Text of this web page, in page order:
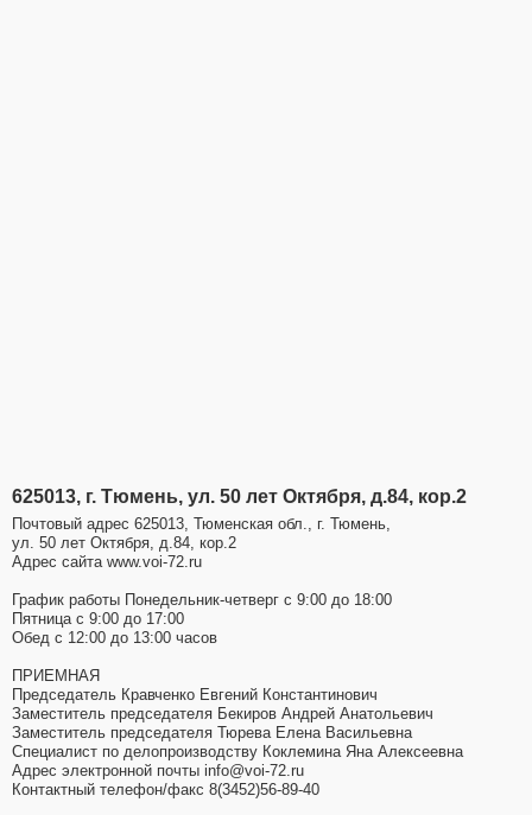
625013, г. Тюмень, ул. 50 лет Октября, д.84, кор.2
Почтовый адрес 625013, Тюменская обл., г. Тюмень,
ул. 50 лет Октября, д.84, кор.2
Адрес сайта www.voi-72.ru
График работы Понедельник-четверг с 9:00 до 18:00
Пятница с 9:00 до 17:00
Обед с 12:00 до 13:00 часов
ПРИЕМНАЯ
Председатель Кравченко Евгений Константинович
Заместитель председателя Бекиров Андрей Анатольевич
Заместитель председателя Тюрева Елена Васильевна
Специалист по делопроизводству Коклемина Яна Алексеевна
Адрес электронной почты info@voi-72.ru
Контактный телефон/факс 8(3452)56-89-40